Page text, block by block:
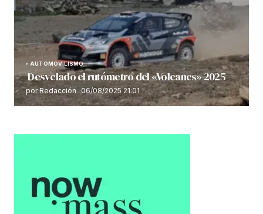
AUTOMOVILISMO
Desvelado el rutómetro del «Volcanes» 2025
por Redacción 06/08/2025 21:01